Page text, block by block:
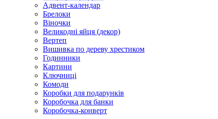
Адвент-календар
Брелоки
Віночки
Великодні яйця (декор)
Вертеп
Вишивка по дереву хрестиком
Годинники
Картини
Ключниці
Комоди
Коробки для подарунків
Коробочка для банки
Коробочка-конверт